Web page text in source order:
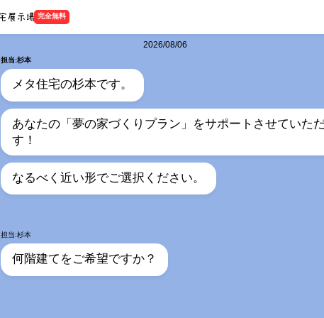
完全無料
2026/08/06
担当:杉本
メタ住宅の杉本です。
あなたの「夢の家づくりプラン」をサポートさせていた
す！
なるべく近い形でご選択ください。
担当:杉本
何階建てをご希望ですか？